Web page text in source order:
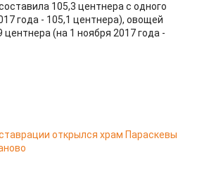
105,3 центнера с одного
года - 105,1 центнера), овощей
центнера (на 1 ноября 2017 года -
открылся храм Параскевы